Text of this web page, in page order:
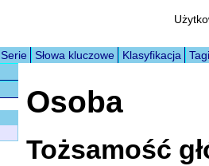
Serie Słowa kluczowe Klasyfikacja
Tagi
Osoba
Tożsamość